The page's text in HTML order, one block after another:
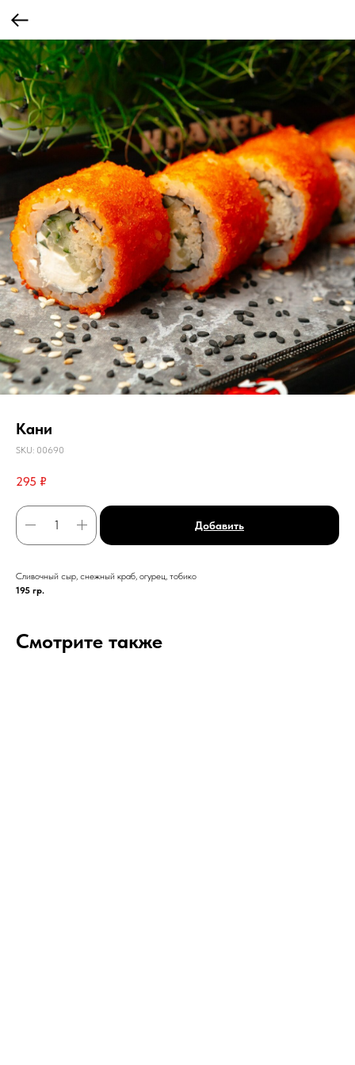
Кани
SKU: 00690
295 ₽
Добавить
Сливочный сыр, снежный краб, огурец, тобико
195 гр.
Смотрите также